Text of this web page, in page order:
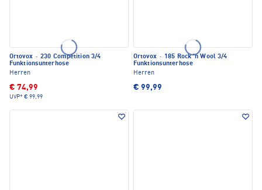
Ortovox · 230 Competition 3/4
Funktionsunterhose
Herren
€ 74,99
UVP* € 99,99
Ortovox · 185 Rock 'n Wool 3/4
Funktionsunterhose
Herren
€ 99,99